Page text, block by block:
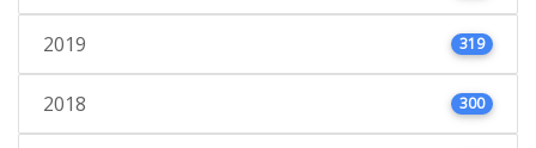
2019 319
2018 300